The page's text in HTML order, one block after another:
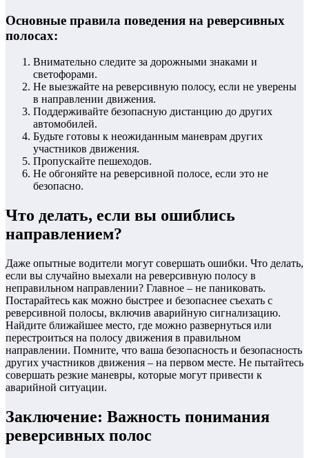
Основные правила поведения на реверсивных
полосах:
Внимательно следите за дорожными знаками и
светофорами.
Не выезжайте на реверсивную полосу, если не уверены
в направлении движения.
Поддерживайте безопасную дистанцию до других
автомобилей.
Будьте готовы к неожиданным маневрам других
участников движения.
Пропускайте пешеходов.
Не обгоняйте на реверсивной полосе, если это не
безопасно.
Что делать, если вы ошиблись
направлением?
Даже опытные водители могут совершать ошибки. Что делать,
если вы случайно выехали на реверсивную полосу в
неправильном направлении? Главное – не паниковать.
Постарайтесь как можно быстрее и безопаснее съехать с
реверсивной полосы, включив аварийную сигнализацию.
Найдите ближайшее место, где можно развернуться или
перестроиться на полосу движения в правильном
направлении. Помните, что ваша безопасность и безопасность
других участников движения – на первом месте. Не пытайтесь
совершать резкие маневры, которые могут привести к
аварийной ситуации.
Заключение: Важность понимания
реверсивных полос